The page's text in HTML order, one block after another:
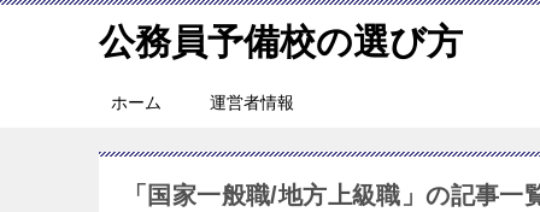
公務員予備校の選び方
ホーム 運営者情報
「国家一般職/地方上級職」の記事一